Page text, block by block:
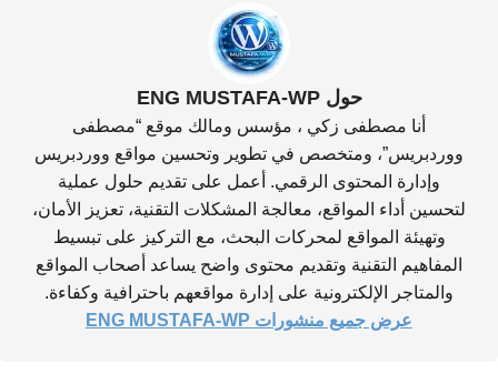
حول ENG MUSTAFA-WP
أنا مصطفى زكي ، مؤسس ومالك موقع “مصطفى
ووردبريس”، ومتخصص في تطوير وتحسين مواقع ووردبريس
وإدارة المحتوى الرقمي. أعمل على تقديم حلول عملية
لتحسين أداء المواقع، معالجة المشكلات التقنية، تعزيز الأمان،
وتهيئة المواقع لمحركات البحث، مع التركيز على تبسيط
المفاهيم التقنية وتقديم محتوى واضح يساعد أصحاب المواقع
والمتاجر الإلكترونية على إدارة مواقعهم باحترافية وكفاءة.
عرض جميع منشورات ENG MUSTAFA-WP